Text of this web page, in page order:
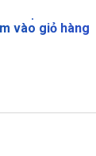
vào giỏ hàng